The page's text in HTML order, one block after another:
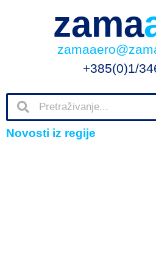
zama
+385(0)1/
Novosti iz regije